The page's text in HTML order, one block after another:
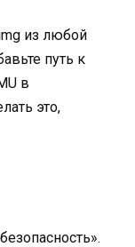
из любой
путь к
в
это,